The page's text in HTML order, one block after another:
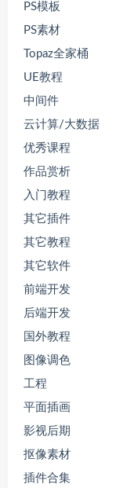
PS模板
PS素材
Topaz全家桶
UE教程
中间件
云计算/大数据
优秀课程
作品赏析
入门教程
其它插件
其它教程
其它软件
前端开发
后端开发
国外教程
图像调色
工程
平面插画
影视后期
抠像素材
插件合集